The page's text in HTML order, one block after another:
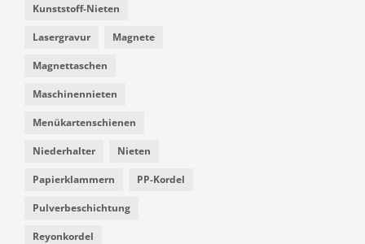
Kunststoff-Nieten
Lasergravur Magnete
Magnettaschen
Maschinennieten
Menükartenschienen
Niederhalter Nieten
Papierklammern PP-Kordel
Pulverbeschichtung
Reyonkordel